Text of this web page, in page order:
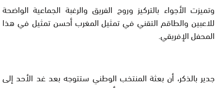
وتميزت الأجواء بالتركيز وروح الفريق والرغبة الجماعية الواضحة
للاعبين والطاقم التقني في تمثيل المغرب أحسن تمثيل في هذا
المحفل الإفريقي.
جدير بالذكر، أن بعثة المنتخب الوطني ستتوجه بعد غد الأحد إلى